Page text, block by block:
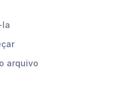
la
arquivo